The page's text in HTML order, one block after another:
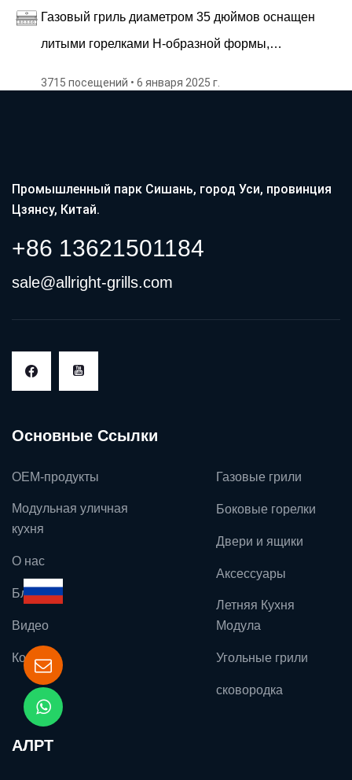
Газовый гриль диаметром 35 дюймов оснащен
литыми горелками H-образной формы,
3715 посещений • 6 января 2025 г.
Промышленный парк Сишань, город Уси, провинция
Цзянсу, Китай.
+86 13621501184
sale@allright-grills.com
Основные Ссылки
OEM-продукты
Модульная уличная
кухня
О нас
Блог
Видео
Контакт
Газовые грили
Боковые горелки
Двери и ящики
Аксессуары
Летняя Кухня
Модула
Угольные грили
сковородка
АЛРТ